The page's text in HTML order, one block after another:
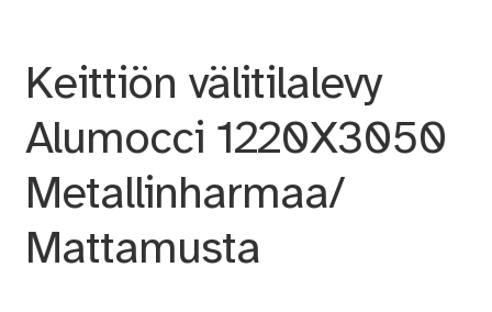
Keittiön välitilalevy
Alumocci 1220X3050
Metallinharmaa/
Mattamusta